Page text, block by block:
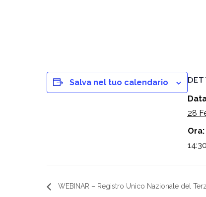
Salva nel tuo calendario
28
Ora:
WEBINAR – Registro Unico Nazionale del